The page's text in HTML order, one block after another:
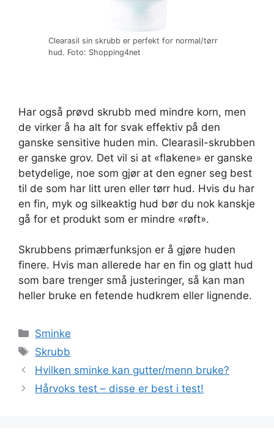
Clearasil sin skrubb er perfekt for normal/tørr
hud. Foto: Shopping4net
Har også prøvd skrubb med mindre korn, men
de virker å ha alt for svak effektiv på den
ganske sensitive huden min. Clearasil-skrubben
er ganske grov. Det vil si at «flakene» er ganske
betydelige, noe som gjør at den egner seg best
til de som har litt uren eller tørr hud. Hvis du har
en fin, myk og silkeaktig hud bør du nok kanskje
gå for et produkt som er mindre «røft».
Skrubbens primærfunksjon er å gjøre huden
finere. Hvis man allerede har en fin og glatt hud
som bare trenger små justeringer, så kan man
heller bruke en fetende hudkrem eller lignende.
Kategorier
Sminke
Stikkord
Skrubb
Hvilken sminke kan gutter/menn bruke?
Hårvoks test – disse er best i test!